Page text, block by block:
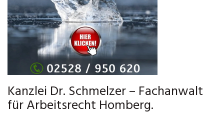
Kanzlei Dr. Schmelzer – Fachanwalt
für Arbeitsrecht Homberg.